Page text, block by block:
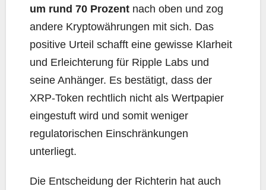
um rund 70 Prozent nach oben und zog
andere Kryptowährungen mit sich. Das
positive Urteil schafft eine gewisse Klarheit
und Erleichterung für Ripple Labs und
seine Anhänger. Es bestätigt, dass der
XRP-Token rechtlich nicht als Wertpapier
eingestuft wird und somit weniger
regulatorischen Einschränkungen
unterliegt.
Die Entscheidung der Richterin hat auch